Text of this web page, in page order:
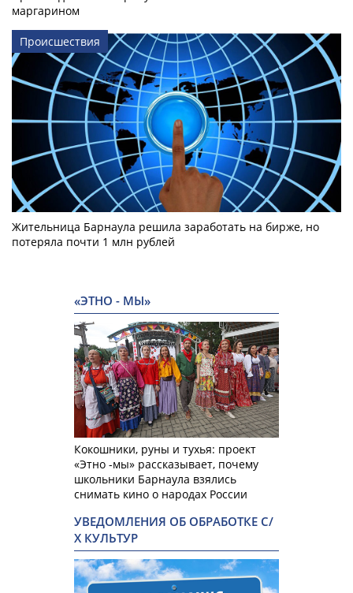
маргарином
Происшествия
Жительница Барнаула решила заработать на бирже, но
потеряла почти 1 млн рублей
«ЭТНО - МЫ»
Кокошники, руны и тухья: проект
«Этно -мы» рассказывает, почему
школьники Барнаула взялись
снимать кино о народах России
УВЕДОМЛЕНИЯ ОБ ОБРАБОТКЕ С/
Х КУЛЬТУР